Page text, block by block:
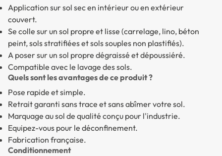
Application sur sol sec en intérieur ou en extérieur
couvert.
Se colle sur un sol propre et lisse (carrelage, lino, béton
peint, sols stratifiées et sols souples non plastifiés).
A poser sur un sol propre dégraissé et dépoussiéré.
Compatible avec le lavage des sols.
Quels sont les avantages de ce produit ?
Pose rapide et simple.
Retrait garanti sans trace et sans abîmer votre sol.
Marquage au sol de qualité conçu pour l'industrie.
Equipez-vous pour le déconfinement.
Fabrication française.
Conditionnement